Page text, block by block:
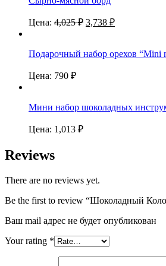
Цена: 4,025₽ 3,738 ₽
Подарочный набор орехов “Mini
Цена: 790 ₽
Мини набор шоколадных
Цена: 1,013 ₽
Reviews
There are no reviews yet.
Be the first to review “Шоколадный
Ваш mail адрес не будет опубликован
Your rating *